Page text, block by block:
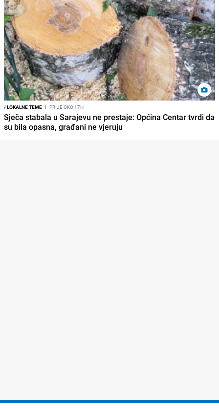
/LOKALNE TEME I PRIJE OKO 17H
Sječa stabala u Sarajevu ne prestaje: Općina Centar tvrdi da
su bila opasna, građani ne vjeruju